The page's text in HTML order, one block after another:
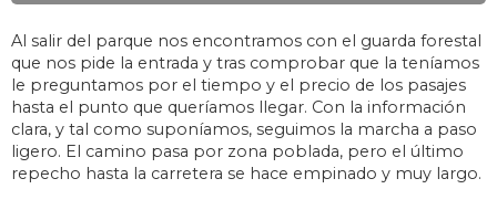
Al salir del parque nos encontramos con el guarda forestal
que nos pide la entrada y tras comprobar que la teníamos
le preguntamos por el tiempo y el precio de los pasajes
hasta el punto que queríamos llegar. Con la información
clara, y tal como suponíamos, seguimos la marcha a paso
ligero. El camino pasa por zona poblada, pero el último
repecho hasta la carretera se hace empinado y muy largo.